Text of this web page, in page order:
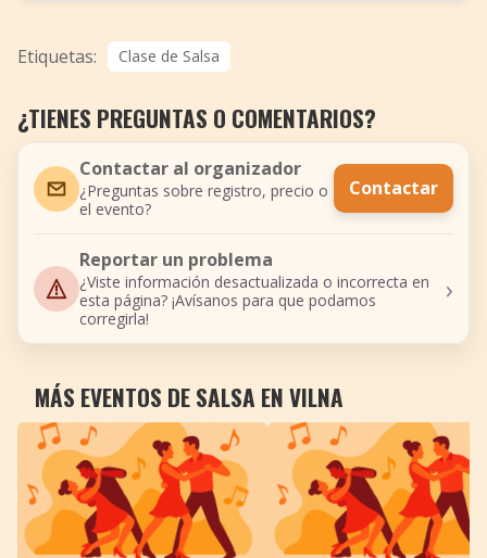
Etiquetas: Clase de Salsa
¿TIENES PREGUNTAS O COMENTARIOS?
Contactar al organizador
¿Preguntas sobre registro, precio o
el evento?
Contactar
Reportar un problema
¿Viste información desactualizada o incorrecta en
esta página? ¡Avísanos para que podamos
corregirla!
›
MÁS EVENTOS DE SALSA EN VILNA